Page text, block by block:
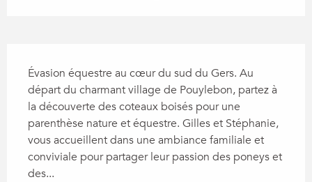
Évasion équestre au cœur du sud du Gers. Au
départ du charmant village de Pouylebon, partez à
la découverte des coteaux boisés pour une
parenthèse nature et équestre. Gilles et Stéphanie,
vous accueillent dans une ambiance familiale et
conviviale pour partager leur passion des poneys et
des...